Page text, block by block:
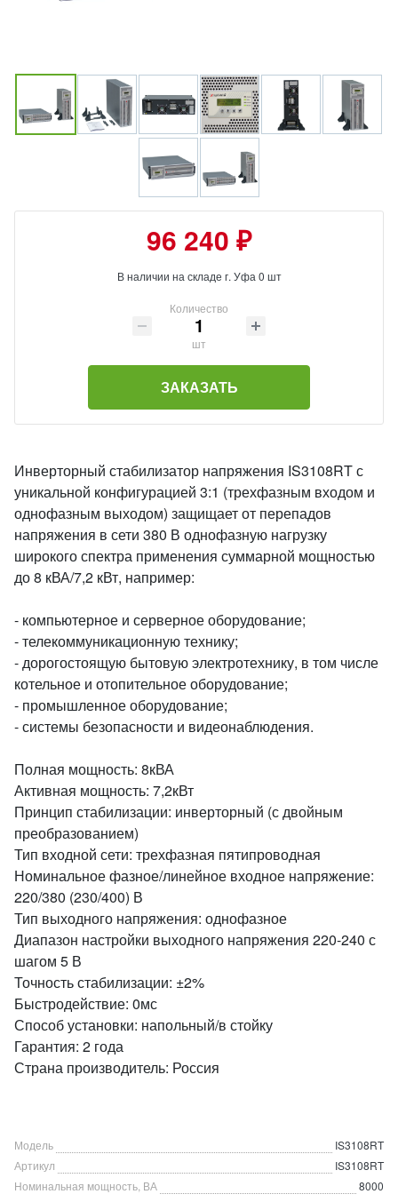
96 240 ₽
В наличии на складе г. Уфа 0 шт
Количество
шт
ЗАКАЗАТЬ
Инверторный стабилизатор напряжения IS3108RT с
уникальной конфигурацией 3:1 (трехфазным входом и
однофазным выходом) защищает от перепадов
напряжения в сети 380 В однофазную нагрузку
широкого спектра применения суммарной мощностью
до 8 кВА/7,2 кВт, например:
- компьютерное и серверное оборудование;
- телекоммуникационную технику;
- дорогостоящую бытовую электротехнику, в том числе
котельное и отопительное оборудование;
- промышленное оборудование;
- системы безопасности и видеонаблюдения.
Полная мощность: 8кВА
Активная мощность: 7,2кВт
Принцип стабилизации: инверторный (с двойным
преобразованием)
Тип входной сети: трехфазная пятипроводная
Номинальное фазное/линейное входное напряжение:
220/380 (230/400) В
Тип выходного напряжения: однофазное
Диапазон настройки выходного напряжения 220-240 с
шагом 5 В
Точность стабилизации: ±2%
Быстродействие: 0мс
Способ установки: напольный/в стойку
Гарантия: 2 года
Страна производитель: Россия
Модель
IS3108RT
Артикул
IS3108RT
Номинальная мощность, ВА
8000